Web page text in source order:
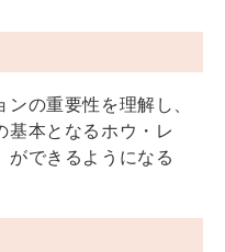
の重要性を理解し、
基本となるホウ・レ
ができるようになる